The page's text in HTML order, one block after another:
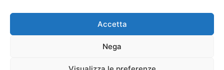
Accetta
Nega